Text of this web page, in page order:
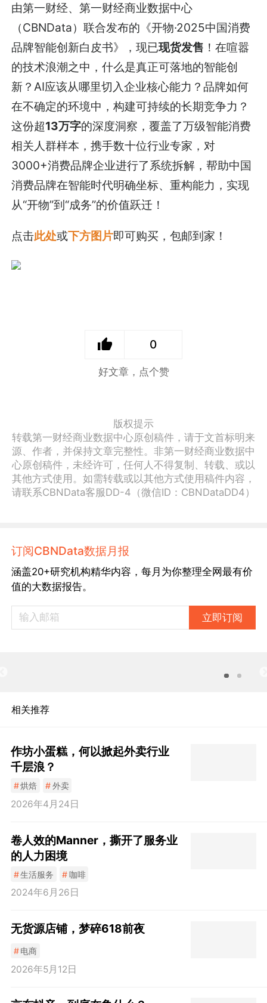
由第一财经、第一财经商业数据中心
（CBNData）联合发布的《开物·2025中国消费
品牌智能创新白皮书》，现已现货发售 ！在喧嚣
的技术浪潮之中，什么是真正可落地的智能创
新？AI应该从哪里切入企业核心能力？品牌如何
在不确定的环境中，构建可持续的长期竞争力？
这份超13万字的深度洞察，覆盖了万级智能消费
相关人群样本，携手数十位行业专家，对
3000+消费品牌企业进行了系统拆解，帮助中国
消费品牌在智能时代明确坐标、重构能力，实现
从“开物”到“成务”的价值跃迁！
点击此处或下方图片即可购买，包邮到家！
0
好文章，点个赞
版权提示
转载第一财经商业数据中心原创稿件，请于文首标明来
源、作者，并保持文章完整性。非第一财经商业数据中
心原创稿件，未经许可，任何人不得复制、转载、或以
其他方式使用。如需转载或以其他方式使用稿件内容，
请联系CBNData客服DD-4（微信ID：CBNDataDD4）
订阅CBNData数据月报
涵盖20+研究机构精华内容，每月为你整理全网最有价
值的大数据报告。
立即订阅
相关推荐
作坊小蛋糕，何以掀起外卖行业
千层浪？
#烘焙 #外卖
2026年4月24日
卷人效的Manner，撕开了服务业
的人力困境
#生活服务 #咖啡
2024年6月26日
无货源店铺，梦碎618前夜
#电商
2026年5月12日